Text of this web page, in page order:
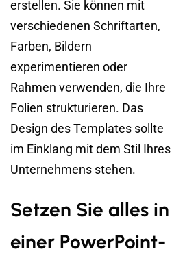
erstellen. Sie können mit
verschiedenen Schriftarten,
Farben, Bildern
experimentieren oder
Rahmen verwenden, die Ihre
Folien strukturieren. Das
Design des Templates sollte
im Einklang mit dem Stil Ihres
Unternehmens stehen.
Setzen Sie alles in
einer PowerPoint-